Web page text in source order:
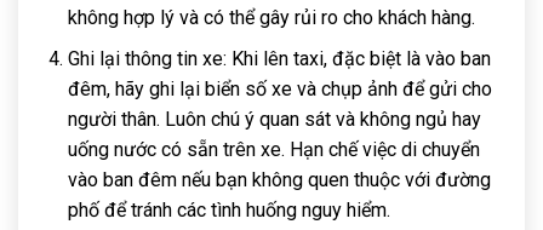
không hợp lý và có thể gây rủi ro cho khách hàng.
Ghi lại thông tin xe: Khi lên taxi, đặc biệt là vào ban
đêm, hãy ghi lại biển số xe và chụp ảnh để gửi cho
người thân. Luôn chú ý quan sát và không ngủ hay
uống nước có sẵn trên xe. Hạn chế việc di chuyển
vào ban đêm nếu bạn không quen thuộc với đường
phố để tránh các tình huống nguy hiểm.